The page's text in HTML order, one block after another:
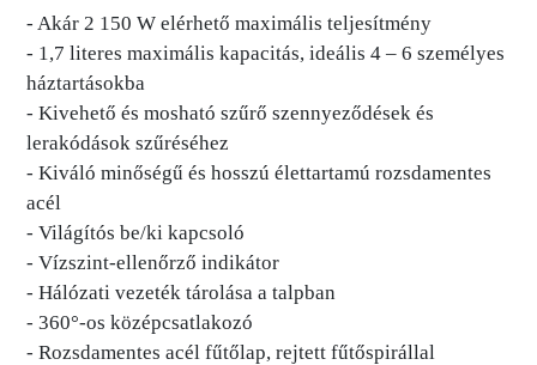
- Akár 2 150 W elérhető maximális teljesítmény
- 1,7 literes maximális kapacitás, ideális 4 – 6 személyes
háztartásokba
- Kivehető és mosható szűrő szennyeződések és
lerakódások szűréséhez
- Kiváló minőségű és hosszú élettartamú rozsdamentes
acél
- Világítós be/ki kapcsoló
- Vízszint-ellenőrző indikátor
- Hálózati vezeték tárolása a talpban
- 360°-os középcsatlakozó
- Rozsdamentes acél fűtőlap, rejtett fűtőspirállal